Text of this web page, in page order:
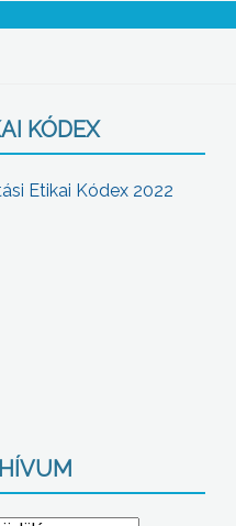
KÓDEX
Etikai Kódex 2022